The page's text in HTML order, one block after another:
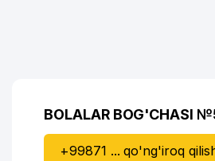
BOLALAR BOG'CHASI
+99871 ... qo'ng'iroq